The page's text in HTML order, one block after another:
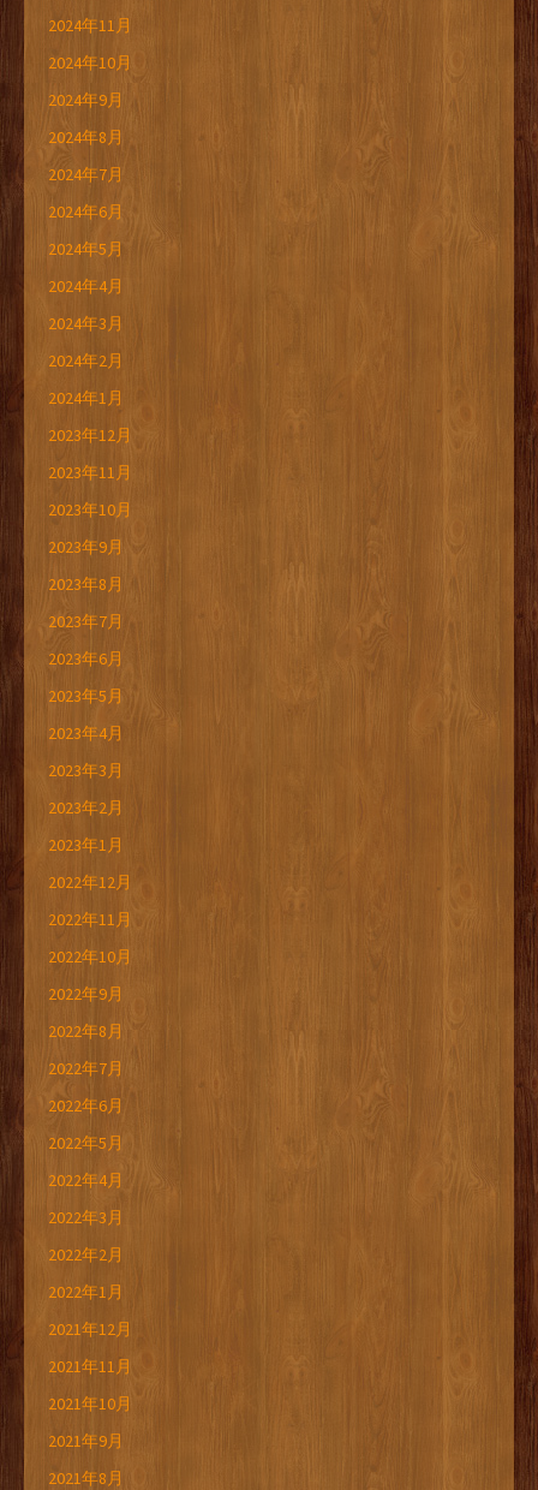
2024年11月
2024年10月
2024年9月
2024年8月
2024年7月
2024年6月
2024年5月
2024年4月
2024年3月
2024年2月
2024年1月
2023年12月
2023年11月
2023年10月
2023年9月
2023年8月
2023年7月
2023年6月
2023年5月
2023年4月
2023年3月
2023年2月
2023年1月
2022年12月
2022年11月
2022年10月
2022年9月
2022年8月
2022年7月
2022年6月
2022年5月
2022年4月
2022年3月
2022年2月
2022年1月
2021年12月
2021年11月
2021年10月
2021年9月
2021年8月